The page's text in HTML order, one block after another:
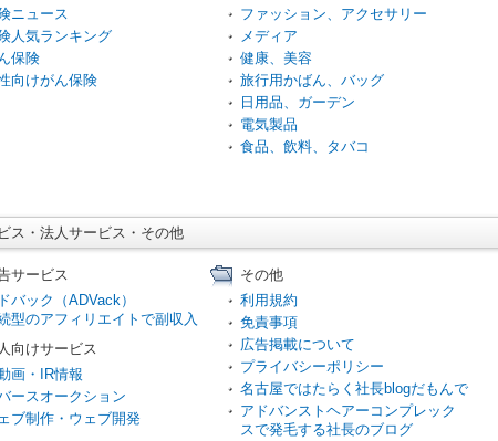
ニュース
人気ランキング
保険
向けがん保険
ファッション、アクセサリー
メディア
健康、美容
旅行用かばん、バッグ
日用品、ガーデン
電気製品
食品、飲料、タバコ
ス・法人サービス・その他
サービス
バック（ADVack）
型のアフィリエイトで副収入
向けサービス
画・IR情報
ースオークション
ブ制作・ウェブ開発
その他
利用規約
免責事項
広告掲載について
プライバシーポリシー
名古屋ではたらく社長blogだもんで
アドバンストヘアーコンプレック
スで発毛する社長のブログ